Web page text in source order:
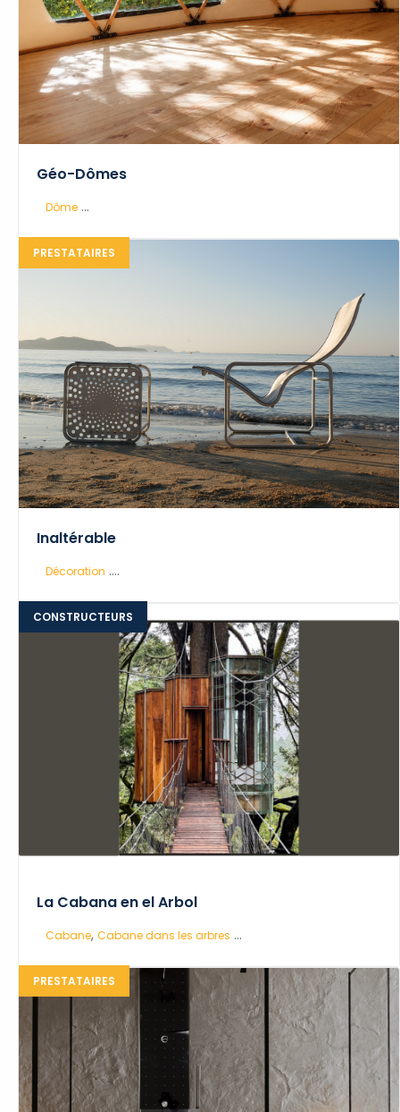
Géo-Dômes
Dôme ...
PRESTATAIRES
Inaltérable
Décoration ....
CONSTRUCTEURS
La Cabana en el Arbol
Cabane, Cabane dans les arbres ...
PRESTATAIRES